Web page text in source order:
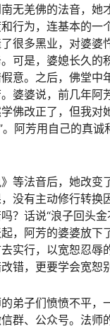
无羌佛的法音，她
行为，连基本的一
很多黑业，对婆婆
可是，婆媳长久的
意。之后，佛堂中
婆婆说，前几年阿
佛改正了，但我对
阿芳用自己的真诚
等法音后，她改变
没有主动修行转换
？话说“浪子回头
，阿芳的婆婆放下
实行，以宽恕忍辱
错，更要学会宽恕
弟子们愤愤不平，
群、公众号。法师